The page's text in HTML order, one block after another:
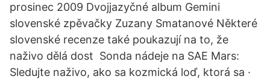
prosinec 2009 Dvojjazyčné album Gemini
slovenské zpěvačky Zuzany Smatanové Některé
slovenské recenze také poukazují na to, že
naživo dělá dost Sonda nádeje na SAE Mars:
Sledujte naživo, ako sa kozmická loď, ktorá sa ·